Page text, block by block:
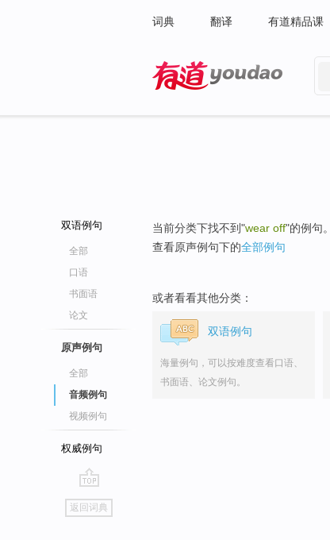
词典 翻译 有道精品课
双语例句
全部
口语
书面语
论文
原声例句
全部
音频例句
视频例句
权威例句
go
top
返回词典
当前分类下找不到"wear off"的例句。
查看原声例句下的全部例句
或者看看其他分类：
双语例句
海量例句，可以按难度查看口语、
书面语、论文例句。